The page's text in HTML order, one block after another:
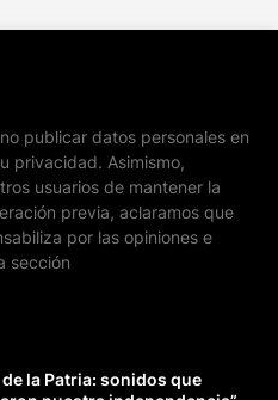
publicar datos personales en
privacidad. Asimismo,
usuarios de mantener la
previa, aclaramos que
por las opiniones e
sección
la Patria: sonidos que